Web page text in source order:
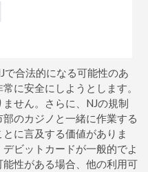
で合法的になる可能性のあ
に安全にしようとします。
せん。さらに、NJの規制
のカジノと一緒に作業する
に言及する価値がありま
ビットカードが一般的でよ
性がある場合、他の利用可